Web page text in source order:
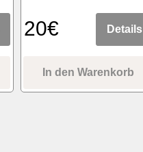
20€ Details
In den Warenkorb